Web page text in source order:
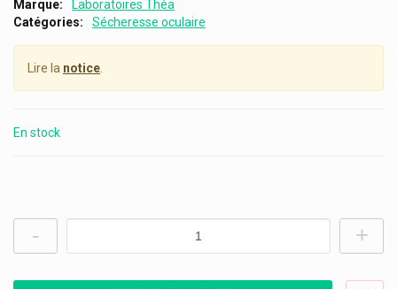
Marque
Laboratoires Théa
Catégories
Sécheresse oculaire
Lire la notice
En stock
- +